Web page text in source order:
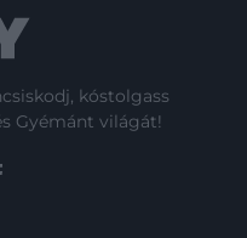
kóstolgass
Gyémánt világát!